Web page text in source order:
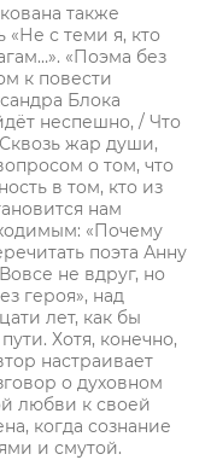
также
«Не с теми я, кто
«Поэма без
к повести
Блока
неспешно, / Что
жар души,
о том, что
в том, кто из
нам
«Почему
поэта Анну
не вдруг, но
героя», над
лет, как бы
Хотя, конечно,
настраивает
о духовном
любви к своей
когда сознание
и смутой.